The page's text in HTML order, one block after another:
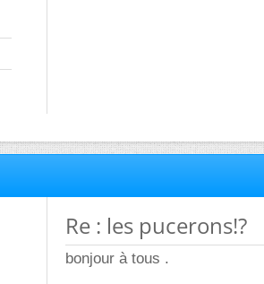
Re : les pucerons!?
bonjour à tous .